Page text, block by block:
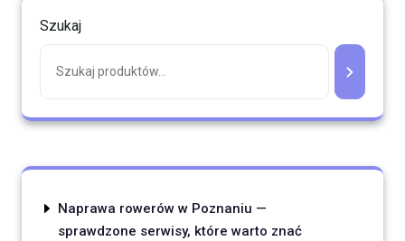
Szukaj
Naprawa rowerów w Poznaniu —
sprawdzone serwisy, które warto znać